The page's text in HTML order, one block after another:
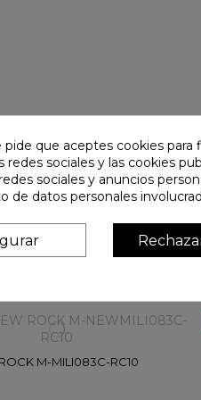
M-NEWMILI083-S37
€
M-MILI083C-RC10
que aceptes cookies
redes sociales y las cookies
sociales y anuncios
de datos personales